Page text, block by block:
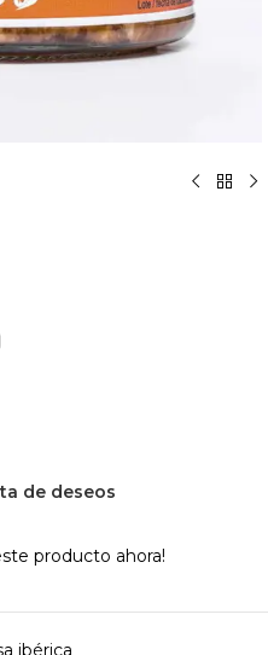
de deseos
producto ahora!
ibérica